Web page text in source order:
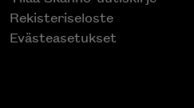
Rekisteriseloste
Evästeasetukset